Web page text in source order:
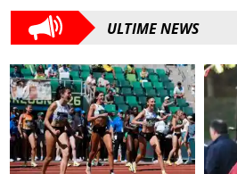
ULTIME NEWS